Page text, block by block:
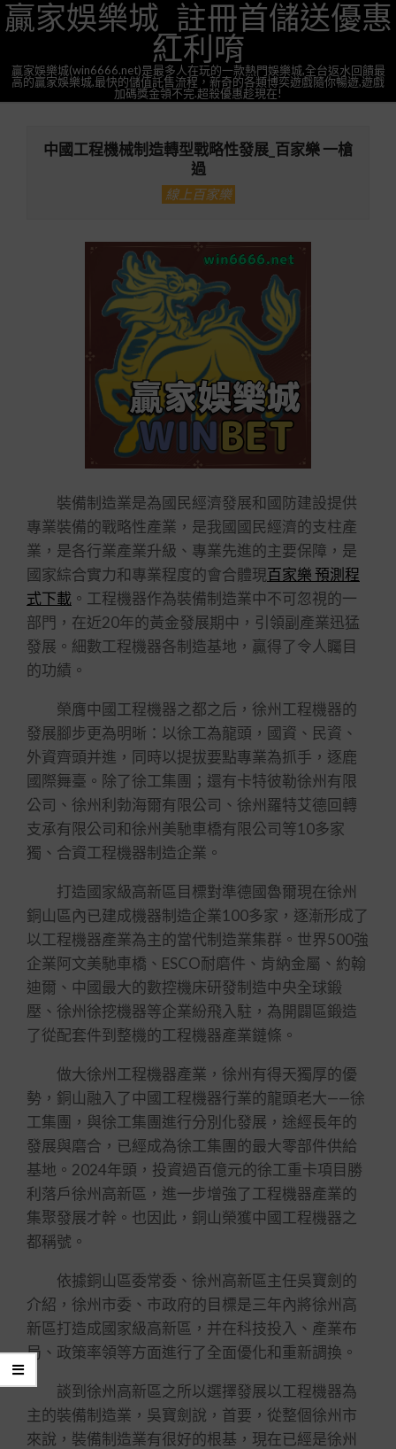
Skip
to贏家娛樂城_註冊首儲送優惠
紅利唷
贏家娛樂城(win6666.net)是最多人在玩的一款熱門娛樂城,全台返水回饋最
高的贏家娛樂城,最快的儲值託售流程，新奇的各類博奕遊戲隨你暢遊,遊戲
加碼獎金領不完.超殺優惠趁現在!
中國工程機械制造轉型戰略性發展_百家樂 一槍
過
線上百家樂
裝備制造業是為國民經濟發展和國防建設提供
專業裝備的戰略性產業，是我國國民經濟的支柱產
業，是各行業產業升級、專業先進的主要保障，是
國家綜合實力和專業程度的會合體現百家樂 預測程
式下載 。工程機器作為裝備制造業中不可忽視的一
部門，在近20年的黃金發展期中，引領副產業迅猛
發展。細數工程機器各制造基地，贏得了令人矚目
的功績。
榮膺中國工程機器之都之后，徐州工程機器的
發展腳步更為明晰：以徐工為龍頭，國資、民資、
外資齊頭并進，同時以提拔要點專業為抓手，逐鹿
國際舞臺。除了徐工集團；還有卡特彼勒徐州有限
公司、徐州利勃海爾有限公司、徐州羅特艾德回轉
支承有限公司和徐州美馳車橋有限公司等10多家
獨、合資工程機器制造企業。
打造國家級高新區目標對準德國魯爾現在徐州
銅山區內已建成機器制造企業100多家，逐漸形成了
以工程機器產業為主的當代制造業集群。世界500強
企業阿文美馳車橋、ESCO耐磨件、肯納金屬、約翰
迪爾、中國最大的數控機床研發制造中央全球鍛
壓、徐州徐挖機器等企業紛飛入駐，為開闢區鍛造
了從配套件到整機的工程機器產業鏈條。
做大徐州工程機器產業，徐州有得天獨厚的優
勢，銅山融入了中國工程機器行業的龍頭老大——徐
工集團，與徐工集團進行分別化發展，途經長年的
發展與磨合，已經成為徐工集團的最大零部件供給
基地。2024年頭，投資過百億元的徐工重卡項目勝
利落戶徐州高新區，進一步增強了工程機器產業的
集聚發展才幹。也因此，銅山榮獲中國工程機器之
都稱號。
依據銅山區委常委、徐州高新區主任吳寶劍的
介紹，徐州市委、市政府的目標是三年內將徐州高
新區打造成國家級高新區，并在科技投入、產業布
局、政策率領等方面進行了全面優化和重新調換。
談到徐州高新區之所以選擇發展以工程機器為
主的裝備制造業，吳寶劍說，首要，從整個徐州市
來說，裝備制造業有很好的根基，現在已經是徐州